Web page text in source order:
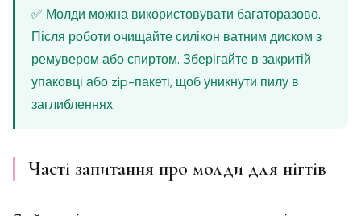
✅ Молди можна використовувати багаторазово.
Після роботи очищайте силікон ватним диском з
ремувером або спиртом. Зберігайте в закритій
упаковці або zip-пакеті, щоб уникнути пилу в
заглибленнях.
Часті запитання про молди для нігтів